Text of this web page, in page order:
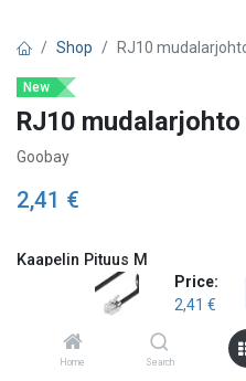
Price:
2,41 €
Home Search
Shop RJ10
New
RJ10
Goobay
2,41 €
Kaapelin Pituus M
4 m